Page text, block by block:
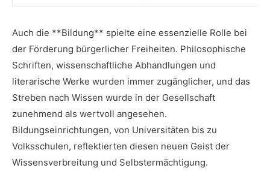
Auch die **Bildung** spielte ‌eine essenzielle Rolle bei
der Förderung bürgerlicher Freiheiten.⁤ Philosophische⁣
Schriften, ‌wissenschaftliche Abhandlungen und
literarische Werke⁣ wurden​ immer zugänglicher, und das
Streben nach Wissen wurde in der Gesellschaft
zunehmend als wertvoll angesehen.
Bildungseinrichtungen, ‍von⁤ Universitäten bis zu
Volksschulen, reflektierten diesen neuen Geist der
Wissensverbreitung‍ und‍ Selbstermächtigung.